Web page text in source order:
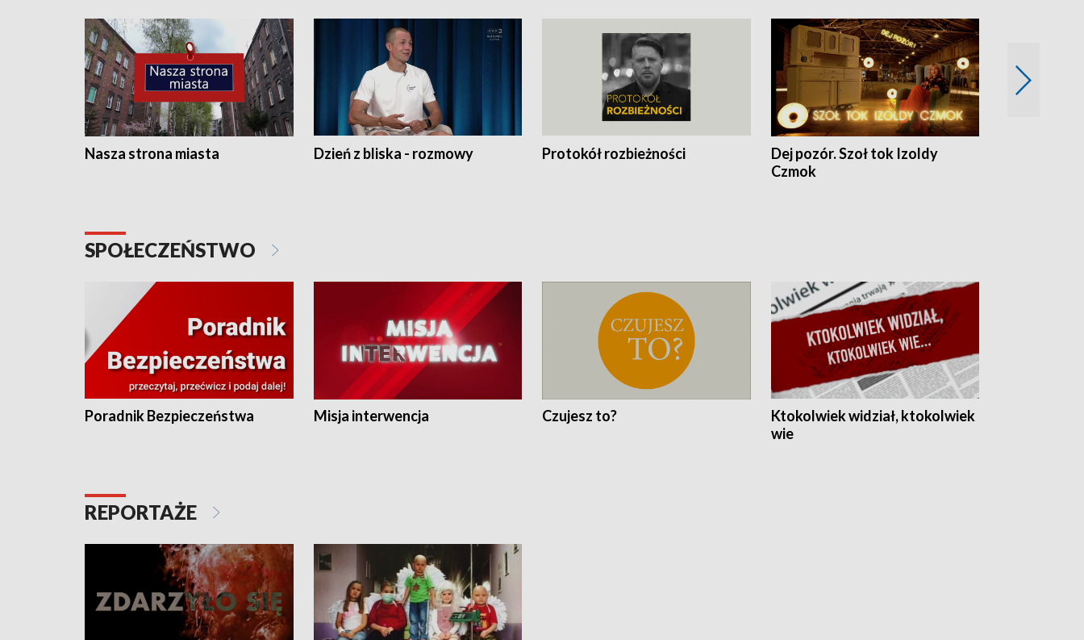
Nasza strona miasta Dzień z bliska - rozmowy Protokół rozbieżności
Dej pozór. Szoł tok Izoldy
Czmok
SPOŁECZEŃSTWO
Poradnik Bezpieczeństwa Misja interwencja Czujesz to?
Ktokolwiek widział, ktokolwiek
wie
REPORTAŻE